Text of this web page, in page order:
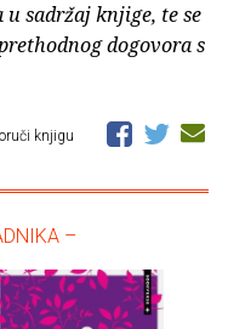
sadržaj knjige, te se
dogovora s
knjigu
–